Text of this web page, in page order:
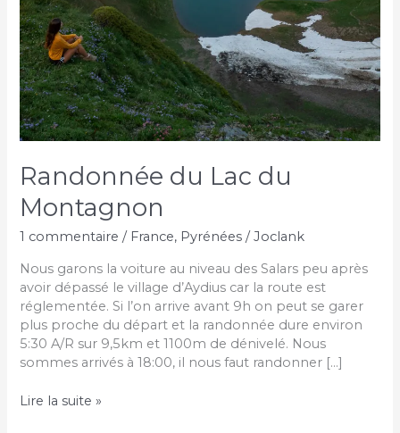
Randonnée du Lac du
Montagnon
1 commentaire / France, Pyrénées /Joclank
Nous garons la voiture au niveau des Salars peu après
avoir dépassé le village d’Aydius car la route est
réglementée. Si l’on arrive avant 9h on peut se garer
plus proche du départ et la randonnée dure environ
5:30 A/R sur 9,5km et 1100m de dénivelé. Nous
sommes arrivés à 18:00, il nous faut randonner […]
Randonnée
Lire la suite »